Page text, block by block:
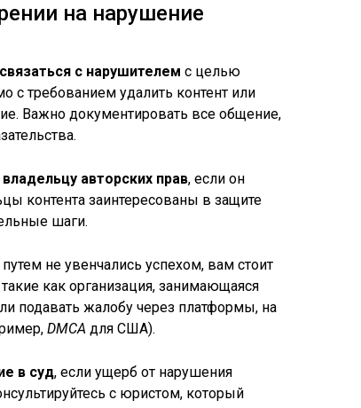
на нарушение
связаться с нарушителем с целью
с требованием удалить контент или
Важно документировать все общение,
авторских прав, если он
контента заинтересованы в защите
шаги.
не увенчались успехом, вам стоит
такие как организация, занимающаяся
подавать жалобу через платформы, на
DMCA для США).
в суд, если ущерб от нарушения
с юристом, который